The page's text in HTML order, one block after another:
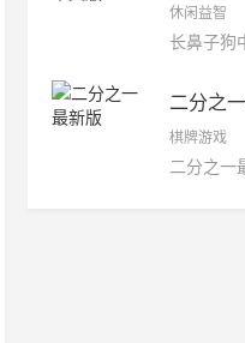
休闲益智
长鼻子狗
二分之
棋牌游戏
二分之一